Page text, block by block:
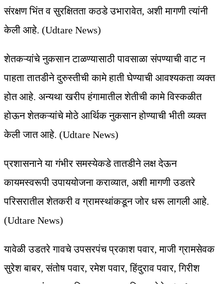
संरक्षण भिंत व सुरक्षितता कठडे उभारावेत, अशी मागणी त्यांनी
केली आहे. (Udtare News)
शेतकऱ्यांचे नुकसान टाळण्यासाठी पावसाळा संपण्याची वाट न
पाहता तातडीने दुरुस्तीची कामे हाती घेण्याची आवश्यकता व्यक्त
होत आहे. अन्यथा खरीप हंगामातील शेतीची कामे विस्कळीत
होऊन शेतकऱ्यांचे मोठे आर्थिक नुकसान होण्याची भीती व्यक्त
केली जात आहे. (Udtare News)
प्रशासनाने या गंभीर समस्येकडे तातडीने लक्ष देऊन
कायमस्वरूपी उपाययोजना कराव्यात, अशी मागणी उडतरे
परिसरातील शेतकरी व ग्रामस्थांकडून जोर धरू लागली आहे.
(Udtare News)
यावेळी उडतरे गावचे उपसरपंच प्रकाश पवार, माजी ग्रामसेवक
सुरेश बाबर, संतोष पवार, रमेश पवार, हिंदुराव पवार, गिरीश